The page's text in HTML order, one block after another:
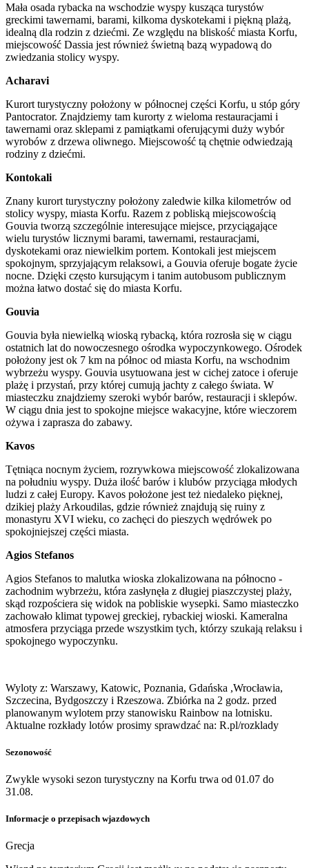
Mała osada rybacka na wschodzie wyspy kusząca turystów
greckimi tawernami, barami, kilkoma dyskotekami i piękną plażą,
idealną dla rodzin z dziećmi. Ze względu na bliskość miasta Korfu,
miejscowość Dassia jest również świetną bazą wypadową do
zwiedzania stolicy wyspy.
Acharavi
Kurort turystyczny położony w północnej części Korfu, u stóp góry
Pantocrator. Znajdziemy tam kurorty z wieloma restauracjami i
tawernami oraz sklepami z pamiątkami oferującymi duży wybór
wyrobów z drzewa oliwnego. Miejscowość tą chętnie odwiedzają
rodziny z dziećmi.
Kontokali
Znany kurort turystyczny położony zaledwie kilka kilometrów od
stolicy wyspy, miasta Korfu. Razem z pobliską miejscowością
Gouvia tworzą szczególnie interesujące miejsce, przyciągające
wielu turystów licznymi barami, tawernami, restauracjami,
dyskotekami oraz niewielkim portem. Kontokali jest miejscem
spokojnym, sprzyjającym relaksowi, a Gouvia oferuje bogate życie
nocne. Dzięki często kursującym i tanim autobusom publicznym
można łatwo dostać się do miasta Korfu.
Gouvia
Gouvia była niewielką wioską rybacką, która rozrosła się w ciągu
ostatnich lat do nowoczesnego ośrodka wypoczynkowego. Ośrodek
położony jest ok 7 km na północ od miasta Korfu, na wschodnim
wybrzeżu wyspy. Gouvia usytuowana jest w cichej zatoce i oferuje
plażę i przystań, przy której cumują jachty z całego świata. W
miasteczku znajdziemy szeroki wybór barów, restauracji i sklepów.
W ciągu dnia jest to spokojne miejsce wakacyjne, które wieczorem
ożywa i zaprasza do zabawy.
Kavos
Tętniąca nocnym życiem, rozrywkowa miejscowość zlokalizowana
na południu wyspy. Duża ilość barów i klubów przyciąga młodych
ludzi z całej Europy. Kavos położone jest też niedaleko pięknej,
dzikiej plaży Arkoudilas, gdzie również znajdują się ruiny z
monastyru XVI wieku, co zachęci do pieszych wędrówek po
spokojniejszej części miasta.
Agios Stefanos
Agios Stefanos to malutka wioska zlokalizowana na północno -
zachodnim wybrzeżu, która zasłynęła z długiej piaszczystej plaży,
skąd rozpościera się widok na pobliskie wysepki. Samo miasteczko
zachowało klimat typowej greckiej, rybackiej wioski. Kameralna
atmosfera przyciąga przede wszystkim tych, którzy szukają relaksu i
spokojnego wypoczynku.
Wyloty z: Warszawy, Katowic, Poznania, Gdańska ,Wrocławia,
Szczecina, Bydgoszczy i Rzeszowa. Zbiórka na 2 godz. przed
planowanym wylotem przy stanowisku Rainbow na lotnisku.
Aktualne rozkłady lotów prosimy sprawdzać na: R.pl/rozklady
Sezonowość
Zwykle wysoki sezon turystyczny na Korfu trwa od 01.07 do
31.08.
Informacje o przepisach wjazdowych
Grecja